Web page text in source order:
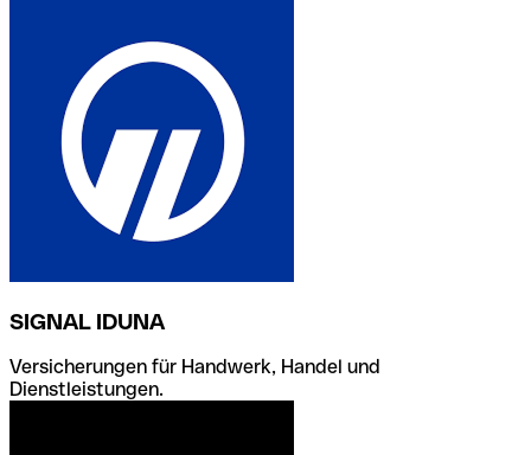
SIGNAL IDUNA
Versicherungen für Handwerk, Handel und
Dienstleistungen.